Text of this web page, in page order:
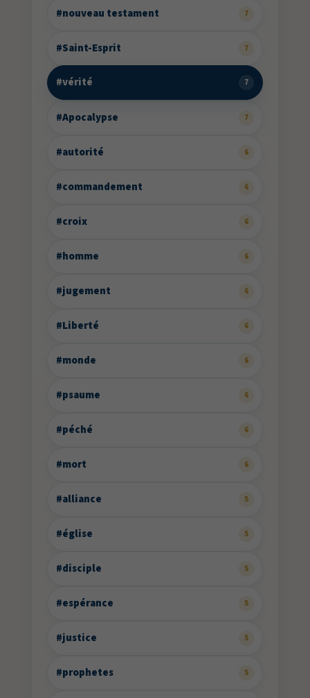
#nouveau testament 7
#Saint-Esprit 7
#vérité 7
#Apocalypse 7
#autorité 6
#commandement 6
#croix 6
#homme 6
#jugement 6
#Liberté 6
#monde 6
#psaume 6
#péché 6
#mort 6
#alliance 5
#église 5
#disciple 5
#espérance 5
#justice 5
#prophetes 5